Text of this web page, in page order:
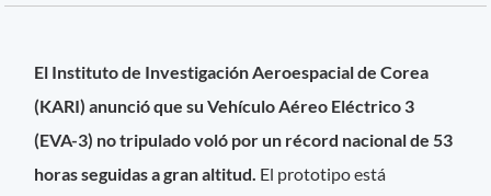
El Instituto de Investigación Aeroespacial de Corea
(KARI) anunció que su Vehículo Aéreo Eléctrico 3
(EVA-3) no tripulado voló por un récord nacional de 53
horas seguidas a gran altitud. El prototipo está